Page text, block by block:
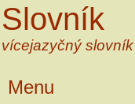
Slovník
vícejazyčný slovník
Menu